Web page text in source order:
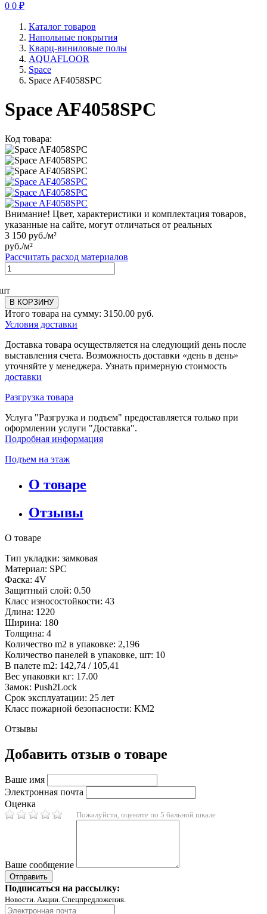
0 0 ₽
Каталог товаров
Напольные покрытия
Кварц-виниловые полы
AQUAFLOOR
Space
Space AF4058SPC
Space AF4058SPC
Код товара:
Внимание! Цвет, характеристики и комплектация товаров,
указанные на сайте, могут отличаться от реальных
3 150 руб./м²
руб./м²
Рассчитать расход материалов
В КОРЗИНУ
Итого товара на сумму: 3150.00 руб.
Условия доставки
Доставка товара осуществляется на следующий день после
выставления счета. Возможность доставки «день в день»
уточняйте у менеджера. Узнать примерную стоимость
доставки
Разгрузка товара
Услуга "Разгрузка и подъем" предоставляется только при
оформлении услуги "Доставка".
Подробная информация
Подъем на этаж
О товаре
Отзывы
О товаре
Тип укладки: замковая
Материал: SPC
Фаска: 4V
Защитный слой: 0.50
Класс износостойкости: 43
Длина: 1220
Ширина: 180
Толщина: 4
Количество m2 в упаковке: 2,196
Количество панелей в упаковке, шт: 10
В палете m2: 142,74 / 105,41
Вес упаковки кг: 17.00
Замок: Push2Lock
Срок эксплуатации: 25 лет
Класс пожарной безопасности: KM2
Отзывы
Добавить отзыв о товаре
Ваше имя
Электронная почта
Оценка
Пожалуйста, оцените по 5 бальной шкале
Ваше сообщение
Подписаться на рассылку:
Новости. Акции. Спецпредложения.